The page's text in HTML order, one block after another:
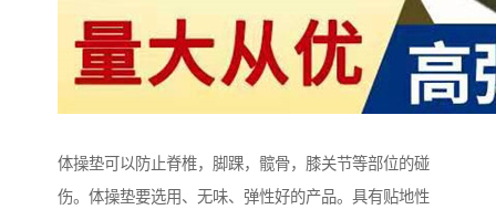
体操垫可以防止脊椎，脚踝，髋骨，膝关节等部位的碰
伤。体操垫要选用、无味、弹性好的产品。具有贴地性